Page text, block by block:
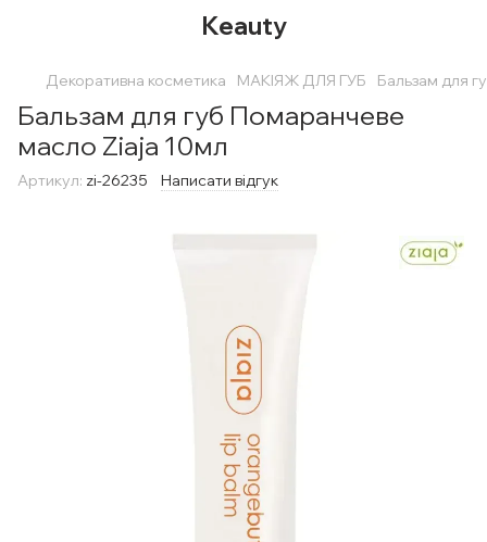
Keauty
Декоративна косметика МАКІЯЖ ДЛЯ ГУБ Бальзам для
Бальзам для губ Помаранчеве
масло Ziaja 10мл
Артикул: zi-26235 Написати відгук